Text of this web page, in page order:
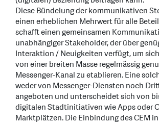
Diese Bündelung der kommunikativen
einen erheblichen Mehrwert für alle
schafft einen gemeinsamen
unabhängiger Stakeholder, der über
Interaktion / Neuigkeiten verfügt, um
von einer breiten Masse regelmässig
Messenger-Kanal zu etablieren. Eine
weder von Messenger-Diensten noch
angeboten und unterscheidet sich von
digitalen Stadtinitiativen wie Apps oder
Marktplätzen. Die Einbindung des CEM